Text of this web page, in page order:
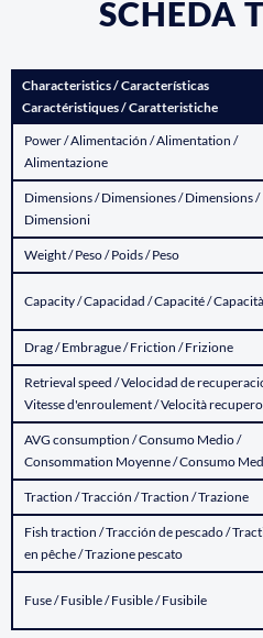
SCHEDA
Characteristics / Características
Caractéristiques / Caratteristiche
Power / Alimentación / Alimentation /
Alimentazione
Dimensions / Dimensiones / Dimensions /
Dimensioni
Weight / Peso / Poids / Peso
Capacity / Capacidad / Capacité / Capacità
Drag / Embrague / Friction / Frizione
Retrieval speed / Velocidad de
Vitesse d'enroulement / Velocità recupero
AVG consumption / Consumo Medio /
Consommation Moyenne / Consumo
Traction / Tracción / Traction / Trazione
Fish traction / Tracción de pescado /
en pêche / Trazione pescato
Fuse / Fusible / Fusible / Fusibile